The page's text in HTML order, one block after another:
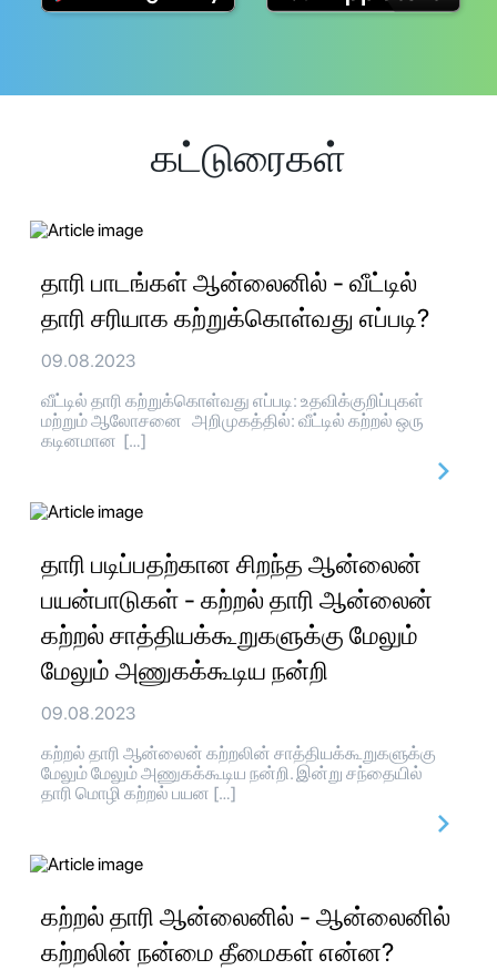
கட்டுரைகள்
தாரி பாடங்கள் ஆன்லைனில் - வீட்டில்
தாரி சரியாக கற்றுக்கொள்வது எப்படி?
09.08.2023
வீட்டில் தாரி கற்றுக்கொள்வது எப்படி: உதவிக்குறிப்புகள்
மற்றும் ஆலோசனை அறிமுகத்தில்: வீட்டில் கற்றல் ஒரு
கடினமான […]
தாரி படிப்பதற்கான சிறந்த ஆன்லைன்
பயன்பாடுகள் - கற்றல் தாரி ஆன்லைன்
கற்றல் சாத்தியக்கூறுகளுக்கு மேலும்
மேலும் அணுகக்கூடிய நன்றி
09.08.2023
கற்றல் தாரி ஆன்லைன் கற்றலின் சாத்தியக்கூறுகளுக்கு
மேலும் மேலும் அணுகக்கூடிய நன்றி. இன்று சந்தையில்
தாரி மொழி கற்றல் பயன […]
கற்றல் தாரி ஆன்லைனில் - ஆன்லைனில்
கற்றலின் நன்மை தீமைகள் என்ன?